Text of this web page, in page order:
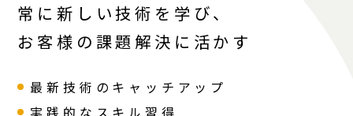
常に新しい技術を学び、
お客様の課題解決に活かす
最新技術のキャッチアップ
実践的なスキル習得